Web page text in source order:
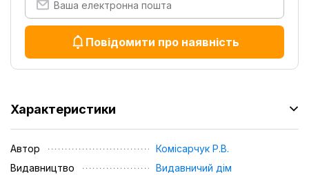
Повідомити про наявність
Характеристики
Автор
Комісарчук Р.В.
Видавництво
Видавничий дім